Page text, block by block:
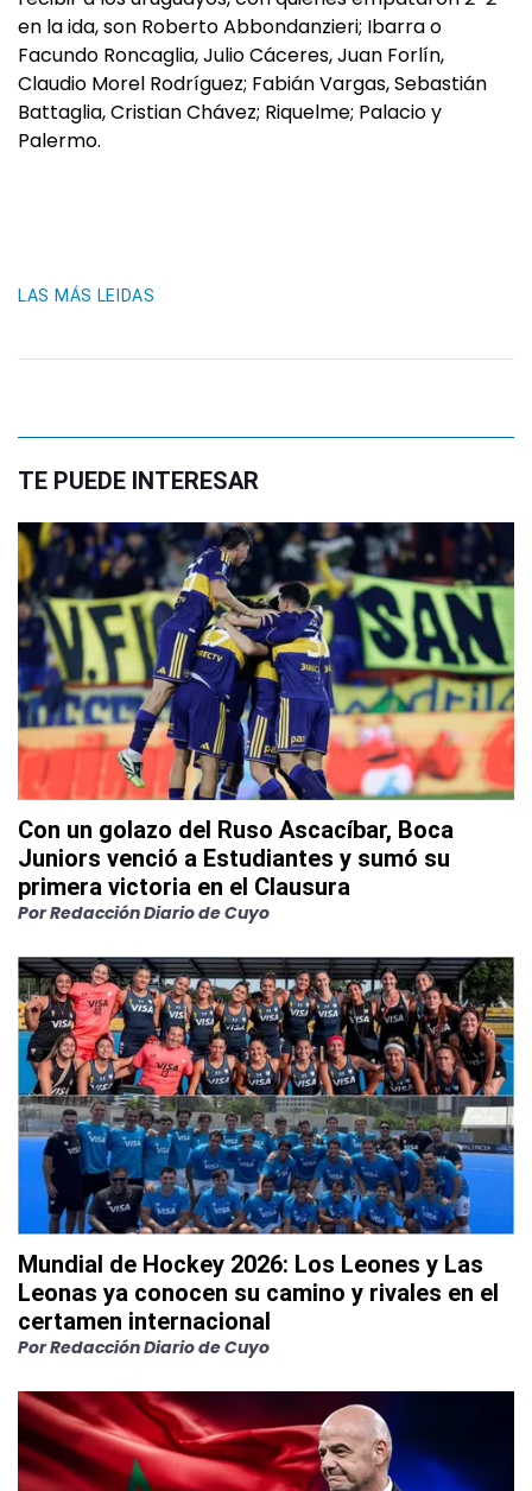
en la ida, son Roberto Abbondanzieri; Ibarra o
Facundo Roncaglia, Julio Cáceres, Juan Forlín,
Claudio Morel Rodríguez; Fabián Vargas, Sebastián
Battaglia, Cristian Chávez; Riquelme; Palacio y
Palermo.
LAS MÁS LEIDAS
TE PUEDE INTERESAR
Con un golazo del Ruso Ascacíbar, Boca
Juniors venció a Estudiantes y sumó su
primera victoria en el Clausura
PorRedacción Diario de Cuyo
Mundial de Hockey 2026: Los Leones y Las
Leonas ya conocen su camino y rivales en el
certamen internacional
PorRedacción Diario de Cuyo